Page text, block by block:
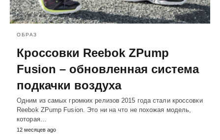
ОБРАЗ
Кроссовки Reebok ZPump
Fusion – обновленная система
подкачки воздуха
Одним из самых громких релизов 2015 года стали кроссовки
Reebok ZPump Fusion. Это ни на что не похожая модель,
которая…
12 месяцев ago